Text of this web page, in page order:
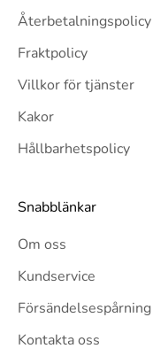
Återbetalningspolicy
Fraktpolicy
Villkor för tjänster
Kakor
Hållbarhetspolicy
Snabblänkar
Om oss
Kundservice
Försändelsespårning
Kontakta oss